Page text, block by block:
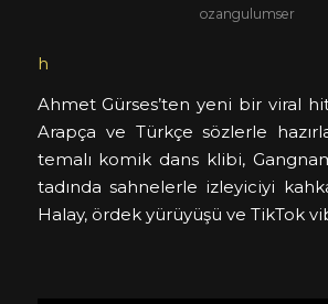
ozangulumser
h
Ahmet Gürses’ten yeni bir viral hit:
Arapça ve Türkçe sözlerle
temalı komik dans klibi,
tadında sahnelerle izleyiciyi
Halay, ördek yürüyüşü ve TikTok